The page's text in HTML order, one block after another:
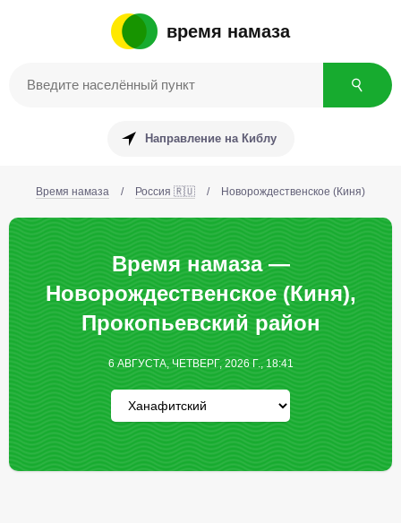
время намаза
Направление на Киблу
Время намаза / Россия 🇷🇺 / Новорождественское (Киня)
Время намаза —
Новорождественское (Киня),
Прокопьевcкий район
6 АВГУСТА, ЧЕТВЕРГ, 2026 Г., 18:41